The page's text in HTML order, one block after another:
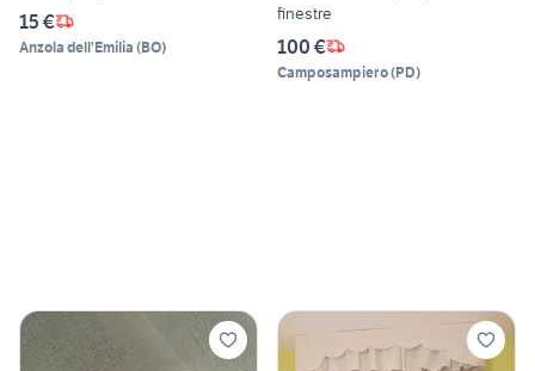
15 €
Anzola dell'Emilia (BO)
finestre
100 €
Camposampiero(PD)